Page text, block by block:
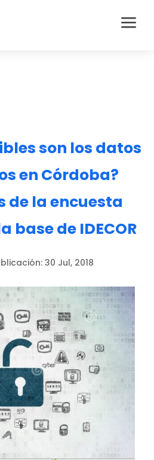
a
son los datos
en Córdoba?
de la encuesta
base de IDECOR
30 Jul, 2018